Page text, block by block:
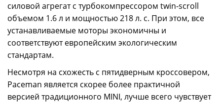
силовой агрегат с турбокомпрессором twin-scroll
объемом 1.6 л и мощностью 218 л. с. При этом, все
устанавливаемые моторы экономичны и
соответствуют европейским экологическим
стандартам.
Несмотря на схожесть с пятидверным кроссовером,
Paceman является скорее более практичной
версией традиционного MINI, лучше всего чувствует